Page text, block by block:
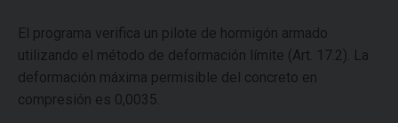
El programa verifica un pilote de hormigón armado
utilizando el método de deformación límite (Art. 17.2). La
deformación máxima permisible del concreto en
compresión es 0,0035.